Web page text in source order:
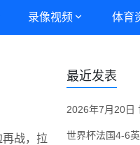
录像视频 体育
战，拉
最近发表
世界杯法国4-6